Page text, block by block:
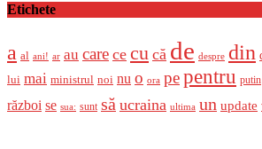
Etichete
a al ani! ar au care ce cu că de despre din
lui mai ministrul noi nu o ora pepentru putin
război se sua: sunt să ucraina ultima un update